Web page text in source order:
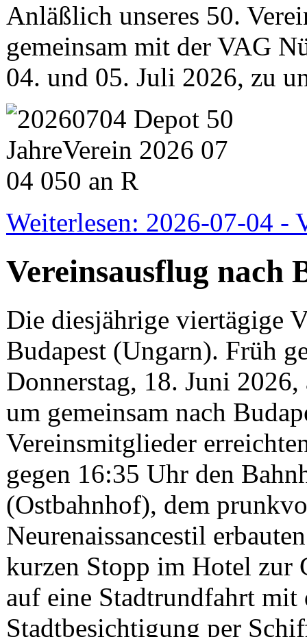
Anläßlich unseres 50.
gemeinsam mit der VAG
04. und 05. Juli 2026, zu
Weiterlesen: 2026-07-04 -
Vereinsausflug nach
Die diesjährige viertägige
Budapest (Ungarn). Früh
Donnerstag, 18. Juni
um gemeinsam nach
Vereinsmitglieder
gegen 16:35 Uhr den
(Ostbahnhof), dem
Neurenaissancestil
kurzen Stopp im Hotel zur
auf eine Stadtrundfahrt mit
Stadtbesichtigung per